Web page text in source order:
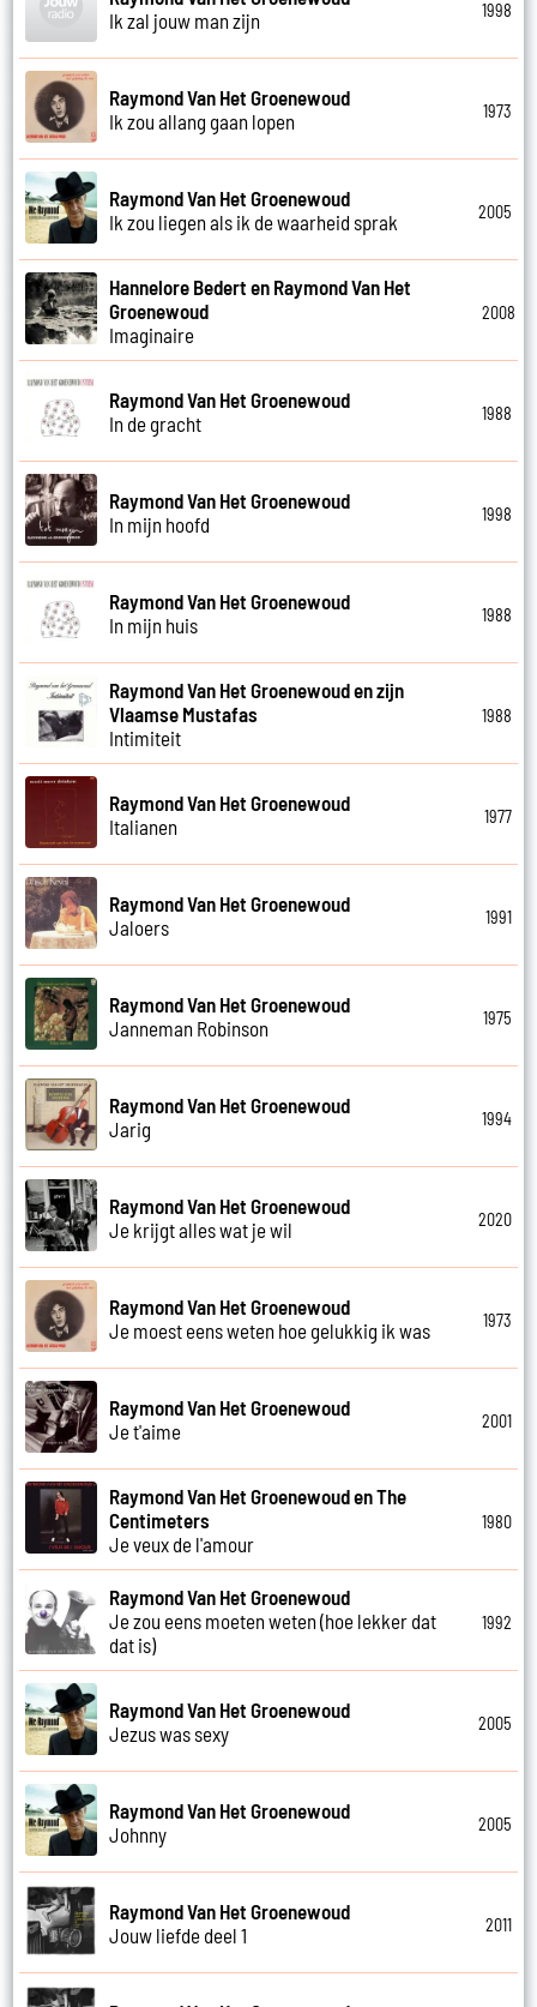
Ik zal jouw man zijn
1998
Raymond Van Het Groenewoud
Ik zou allang gaan lopen
1973
Raymond Van Het Groenewoud
Ik zou liegen als ik de waarheid sprak
2005
Hannelore Bedert en Raymond Van Het
Groenewoud
Imaginaire
2008
Raymond Van Het Groenewoud
In de gracht
1988
Raymond Van Het Groenewoud
In mijn hoofd
1998
Raymond Van Het Groenewoud
In mijn huis
1988
Raymond Van Het Groenewoud en zijn
Vlaamse Mustafas
Intimiteit
1988
Raymond Van Het Groenewoud
Italianen
1977
Raymond Van Het Groenewoud
Jaloers
1991
Raymond Van Het Groenewoud
Janneman Robinson
1975
Raymond Van Het Groenewoud
Jarig
1994
Raymond Van Het Groenewoud
Je krijgt alles wat je wil
2020
Raymond Van Het Groenewoud
Je moest eens weten hoe gelukkig ik was
1973
Raymond Van Het Groenewoud
Je t'aime
2001
Raymond Van Het Groenewoud en The
Centimeters
Je veux de l'amour
1980
Raymond Van Het Groenewoud
Je zou eens moeten weten (hoe lekker dat
dat is)
1992
Raymond Van Het Groenewoud
Jezus was sexy
2005
Raymond Van Het Groenewoud
Johnny
2005
Raymond Van Het Groenewoud
Jouw liefde deel 1
2011